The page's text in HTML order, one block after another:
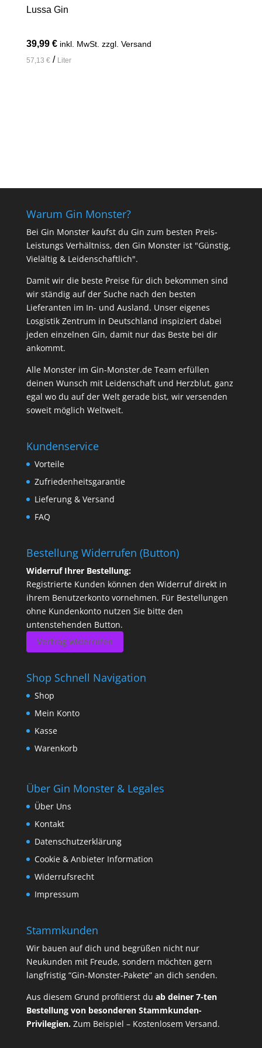
Lussa Gin
39,99 € inkl. MwSt. zzgl. Versand
57,13 €/ Liter
Warum Gin Monster?
Bei Gin Monster kaufst du Gin zum besten Preis-
Leistungs Verhältniss, den Gin Monster ist "Günstig,
Vielältig & Leidenschaftlich".
Damit wir die beste Preise für dich bekommen sind
wir ständig auf der Suche nach den besten
Lieferanten im In- und Ausland. Unser eigenes
Losgistik Zentrum in Deutschland inspiziert dabei
jeden einzelnen Gin, damit nur das Beste bei dir
ankommt.
Alle Monster im Gin-Monster.de Team erfüllen
deinen Wunsch mit Leidenschaft und Herzblut, ganz
egal wo du auf der Welt gerade bist, wir versenden
soweit möglich Weltweit.
Kundenservice
Vorteile
Zufriedenheitsgarantie
Lieferung & Versand
FAQ
Bestellung Widerrufen (Button)
Widerruf Ihrer Bestellung:
Registrierte Kunden können den Widerruf direkt in
ihrem Benutzerkonto vornehmen. Für Bestellungen
ohne Kundenkonto nutzen Sie bitte den
untenstehenden Button.
Vertrag widerrufen
Shop Schnell Navigation
Shop
Mein Konto
Kasse
Warenkorb
Über Gin Monster & Legales
Über Uns
Kontakt
Datenschutzerklärung
Cookie & Anbieter Information
Widerrufsrecht
Impressum
Stammkunden
Wir bauen auf dich und begrüßen nicht nur
Neukunden mit Freude, sondern möchten gern
langfristig “Gin-Monster-Pakete” an dich senden.
Aus diesem Grund profitierst du ab deiner 7-ten
Bestellung von besonderen Stammkunden-
Privilegien. Zum Beispiel – Kostenlosem Versand.